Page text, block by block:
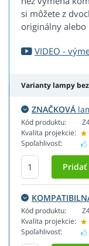
si môžete z
originálny
VIDEO -
Varianty lampy
ZNAČKOVÁ
Kód produktu:
Kvalita projekcie:
Spoľahlivosť:
Kód produktu:
Kvalita projekcie:
Spoľahlivosť: